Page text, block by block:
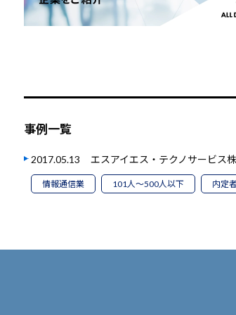
事例一覧
2017.05.13 エスアイエス・テクノサービス
情報通信業 101人～500人以下 内定